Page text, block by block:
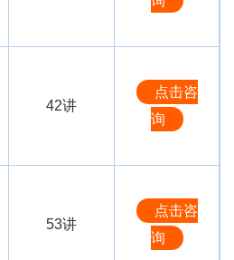
42讲
点击咨
询
53讲
点击咨
询